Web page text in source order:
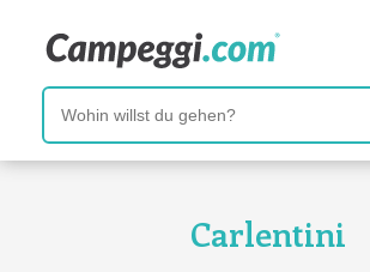
Carlentini